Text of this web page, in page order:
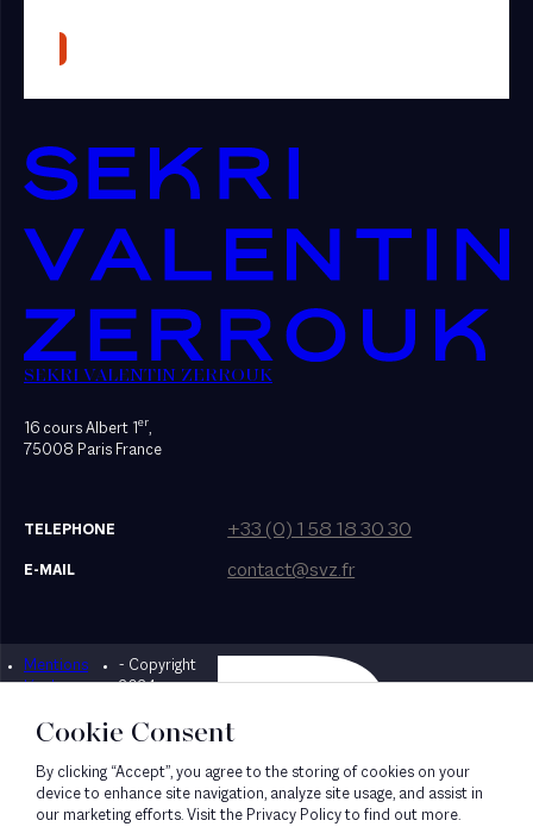
Presse
SEKRI VALENTIN ZERROUK
16 cours Albert 1er,
75008 Paris France
TELEPHONE +33 (0) 1 58 18 30 30
E-MAIL contact@svz.fr
Mentions
légales
- Copyright
2024
Designed by Bonhomme
Cookie Consent
By clicking “Accept”, you agree to the storing of cookies on your
device to enhance site navigation, analyze site usage, and assist in
our marketing efforts. Visit the Privacy Policy to find out more.